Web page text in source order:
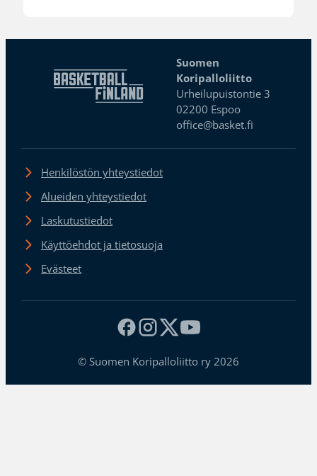
Suomen
Koripalloliitto
Urheilupuistontie 3
02200 Espoo
office@basket.fi
Henkilöstön yhteystiedot
Alueiden yhteystiedot
Laskutustiedot
Käyttöehdot ja tietosuoja
Evästeet
© Suomen Koripalloliitto ry 2026